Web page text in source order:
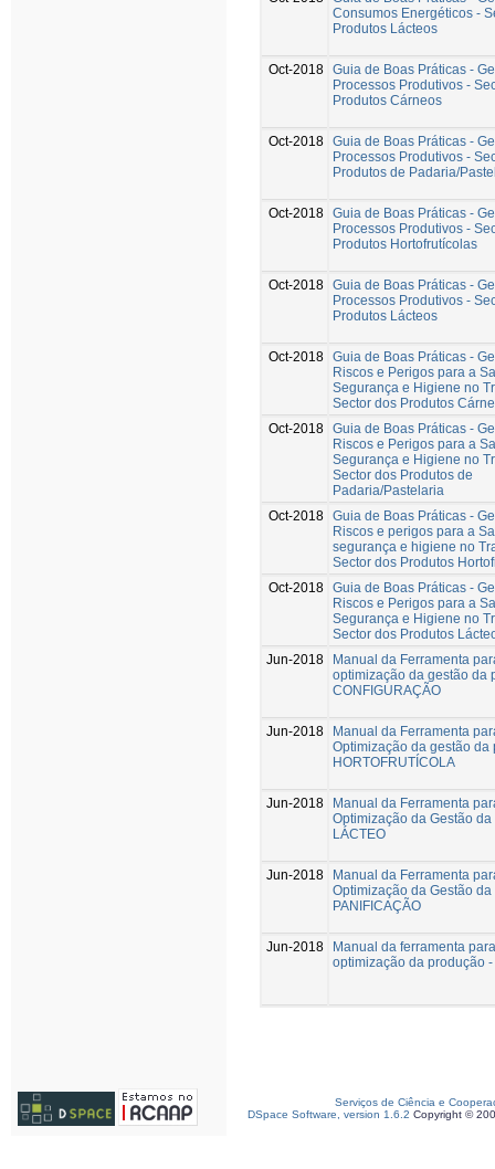
Consumos Energéticos -
Produtos Lácteos
Oct-2018 Guia de Boas Práticas -
Processos Produtivos -
Produtos Cárneos
Oct-2018 Guia de Boas Práticas -
Processos Produtivos -
Produtos de Padaria/
Oct-2018 Guia de Boas Práticas -
Processos Produtivos -
Produtos Hortofrutícolas
Oct-2018 Guia de Boas Práticas -
Processos Produtivos -
Produtos Lácteos
Oct-2018 Guia de Boas Práticas -
Riscos e Perigos para a
Segurança e Higiene no
Sector dos Produtos
Oct-2018 Guia de Boas Práticas -
Riscos e Perigos para a
Segurança e Higiene no
Sector dos Produtos de
Padaria/Pastelaria
Oct-2018 Guia de Boas Práticas -
Riscos e perigos para a
segurança e higiene no
Sector dos Produtos
Oct-2018 Guia de Boas Práticas -
Riscos e Perigos para a
Segurança e Higiene no
Sector dos Produtos
Jun-2018
Manual da Ferramenta
optimização da gestão da
CONFIGURAÇÃO
Jun-2018
Manual da Ferramenta
Optimização da gestão da
HORTOFRUTÍCOLA
Jun-2018
Manual da Ferramenta
Optimização da Gestão
LÁCTEO
Jun-2018
Manual da Ferramenta
Optimização da Gestão
PANIFICAÇÃO
Jun-2018
Manual da ferramenta
optimização da produção
Serviços de Ciência e
DSpace Software, version 1.6.2 Copyright ©